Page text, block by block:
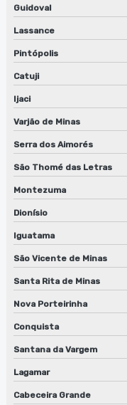
Guidoval
Lassance
Pintópolis
Catuji
Ijaci
Varjão de Minas
Serra dos Aimorés
São Thomé das Letras
Montezuma
Dionísio
Iguatama
São Vicente de Minas
Santa Rita de Minas
Nova Porteirinha
Conquista
Santana da Vargem
Lagamar
Cabeceira Grande